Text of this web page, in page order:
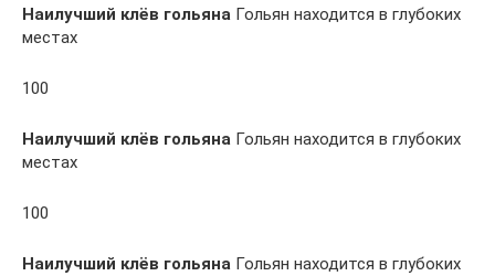
Наилучший клёв гольяна Гольян находится в глубоких
местах
100
Наилучший клёв гольяна Гольян находится в глубоких
местах
100
Наилучший клёв гольяна Гольян находится в глубоких